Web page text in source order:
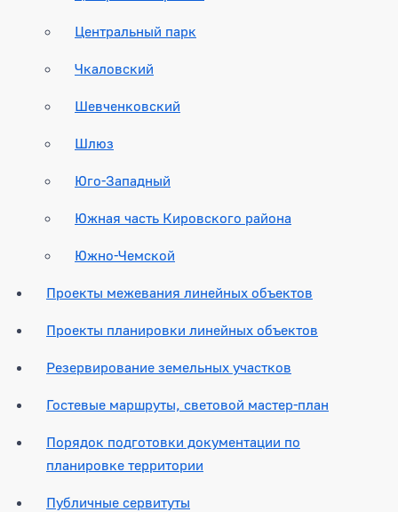
Центральный парк
Чкаловский
Шевченковский
Шлюз
Юго-Западный
Южная часть Кировского района
Южно-Чемской
Проекты межевания линейных объектов
Проекты планировки линейных объектов
Резервирование земельных участков
Гостевые маршруты, световой мастер-план
Порядок подготовки документации по
планировке территории
Публичные сервитуты